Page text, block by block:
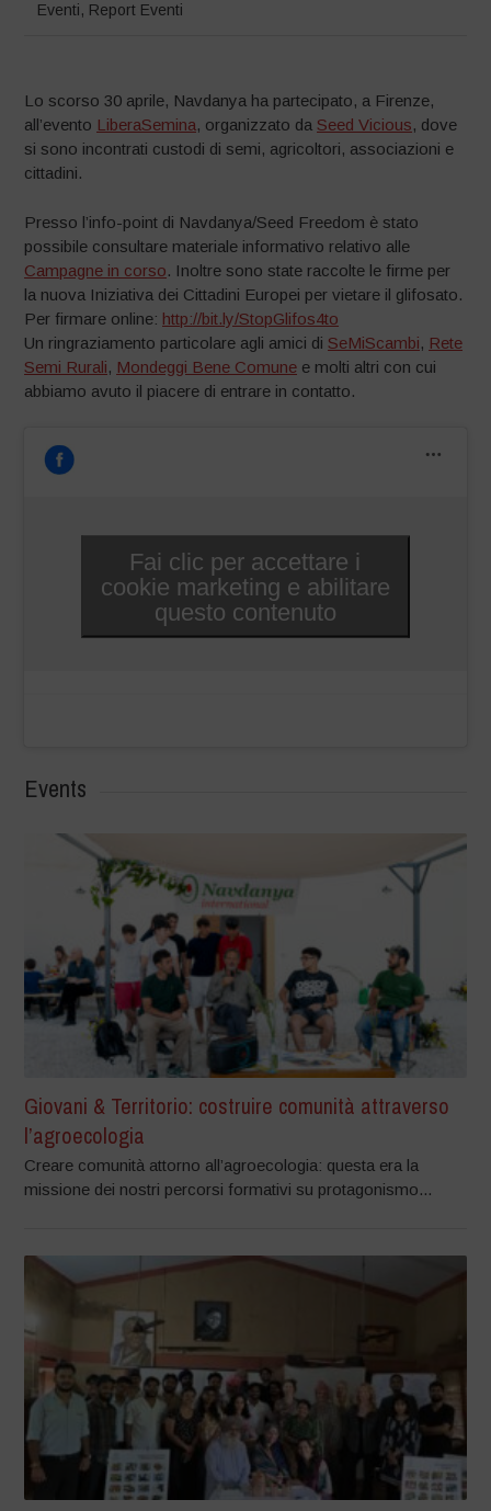
Eventi, Report Eventi
Lo scorso 30 aprile, Navdanya ha partecipato, a Firenze,
all’evento LiberaSemina, organizzato da Seed Vicious, dove
si sono incontrati custodi di semi, agricoltori, associazioni e
cittadini.
Presso l’info-point di Navdanya/Seed Freedom è stato
possibile consultare materiale informativo relativo alle
Campagne in corso. Inoltre sono state raccolte le firme per
la nuova Iniziativa dei Cittadini Europei per vietare il glifosato.
Per firmare online: http://bit.ly/StopGlifos4to
Un ringraziamento particolare agli amici di SeMiScambi, Rete
Semi Rurali, Mondeggi Bene Comune e molti altri con cui
abbiamo avuto il piacere di entrare in contatto.
Fai clic per accettare i
cookie marketing e abilitare
questo contenuto
Events
Giovani & Territorio: costruire comunità attraverso
l’agroecologia
Creare comunità attorno all’agroecologia: questa era la
missione dei nostri percorsi formativi su protagonismo...